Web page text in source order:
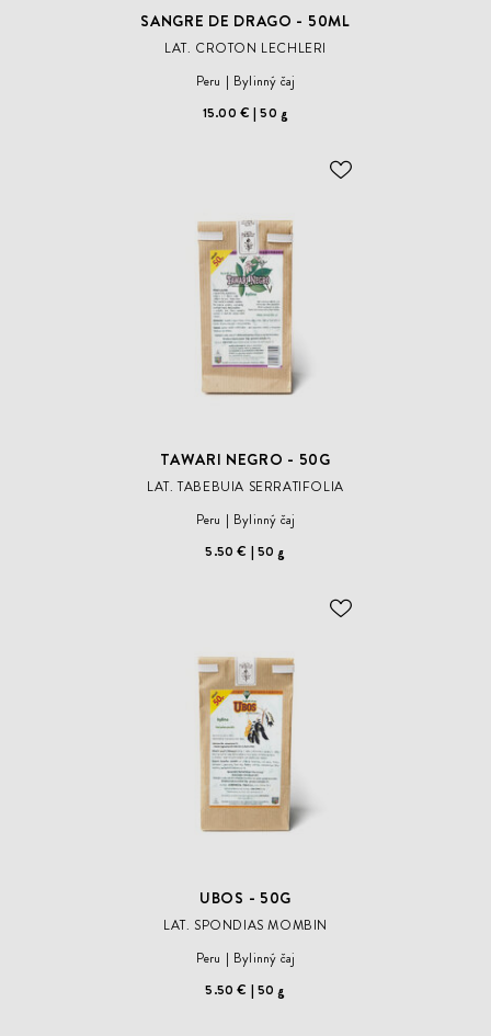
SANGRE DE DRAGO - 50ML
LAT. CROTON LECHLERI
Peru
Bylinný čaj
15.00 € 50 g
ODOBER
TAWARI NEGRO - 50G
LAT. TABEBUIA SERRATIFOLIA
Peru
Bylinný čaj
5.50 €
50 g
ODOBER
UBOS - 50G
LAT. SPONDIAS MOMBIN
Peru
Bylinný čaj
5.50 €
50 g